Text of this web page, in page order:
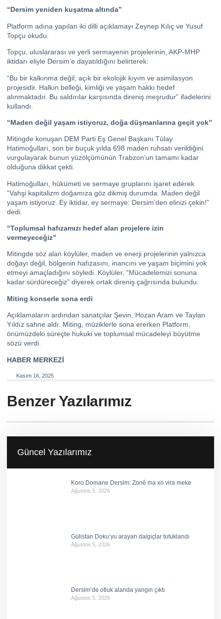
“Dersim yeniden kuşatma altında”
Platform adına yapılan iki dilli açıklamayı Zeynep Kılıç ve Yusuf
Topçu okudu.
Topçu, uluslararası ve yerli sermayenin projelerinin, AKP-MHP
iktidarı eliyle Dersim’e dayatıldığını belirterek:
“Bu bir kalkınma değil; açık bir ekolojik kıyım ve asimilasyon
projesidir. Halkın belleği, kimliği ve yaşam hakkı hedef
alınmaktadır. Bu saldırılar karşısında direniş meşrudur” ifadelerini
kullandı.
“Maden değil yaşam istiyoruz, doğa düşmanlarına geçit yok”
Mitingde konuşan DEM Parti Eş Genel Başkanı Tülay
Hatimoğulları, son bir buçuk yılda 698 maden ruhsatı verildiğini
vurgulayarak bunun yüzölçümünün Trabzon’un tamamı kadar
olduğuna dikkat çekti.
Hatimoğulları, hükümeti ve sermaye gruplarını işaret ederek
“Vahşi kapitalizm doğamıza göz dikmiş durumda. Maden değil
yaşam istiyoruz. Ey iktidar, ey sermaye: Dersim’den elinizi çekin!”
dedi.
“Toplumsal hafızamızı hedef alan projelere izin
vermeyeceğiz”
Mitingde söz alan köylüler, maden ve enerji projelerinin yalnızca
doğayı değil, bölgenin hafızasını, inancını ve yaşam biçimini yok
etmeyi amaçladığını söyledi. Köylüler, “Mücadelemizi sonuna
kadar sürdüreceğiz” diyerek ortak direniş çağrısında bulundu.
Miting konserle sona erdi
Açıklamaların ardından sanatçılar Şevin, Hozan Aram ve Taylan
Yıldız sahne aldı. Miting, müziklerle sona ererken Platform,
önümüzdeki süreçte hukuki ve toplumsal mücadeleyi büyütme
sözü verdi.
HABER MERKEZİ
Kasım 16, 2025
Benzer Yazılarımız
Güncel Yazılarımız
Koro Domane Dersim: Zonê ma xo vira meke
Ağustos 5, 2026
Gülistan Doku’yu arayan dalgıçlar tutuklandı
Ağustos 5, 2026
Dersim’de otluk alanda yangın çıktı
Ağustos 5, 2026